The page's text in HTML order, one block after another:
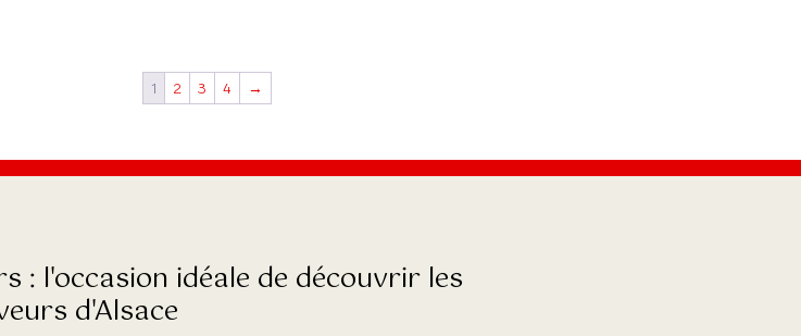
1 2 3 4 →
: l'occasion idéale de découvrir les
d'Alsace